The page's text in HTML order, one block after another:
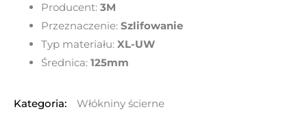
Producent: 3M
Przeznaczenie: Szlifowanie
Typ materiału: XL-UW
Średnica: 125mm
Kategoria: Włókniny ścierne